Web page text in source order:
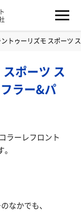
トゥーリズモ スポーツ
ポーツ ス
ラー&パ
ラーレフロント
なかでも、